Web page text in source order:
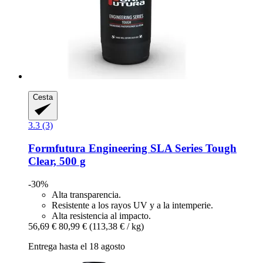
Cesta
3.3 (3)
Formfutura Engineering SLA Series Tough
Clear, 500 g
-30%
Alta transparencia.
Resistente a los rayos UV y a la intemperie.
Alta resistencia al impacto.
56,69 € 80,99 € (113,38 € / kg)
Entrega hasta el 18 agosto